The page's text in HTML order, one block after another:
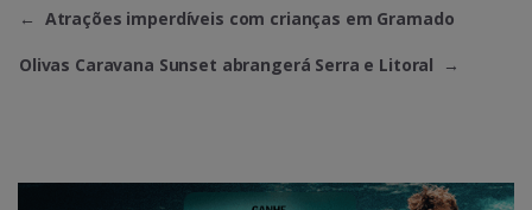
← Atrações imperdíveis com crianças em Gramado
Olivas Caravana Sunset abrangerá Serra e Litoral →